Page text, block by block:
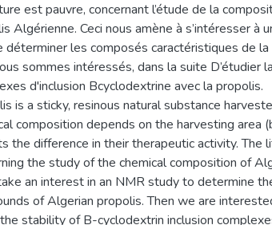
est pauvre, concernant l’étude de la
Algérienne. Ceci nous amène à s’intéresser à
déterminer les composés caractéristiques de
sommes intéressés, dans la suite D’étudier
d'inclusion Bcyclodextrine avec la propolis.
is a sticky, resinous natural substance
composition depends on the harvesting area
the difference in their therapeutic activity. The
the study of the chemical composition of
an interest in an NMR study to determine
of Algerian propolis. Then we are
stability of B-cyclodextrin inclusion